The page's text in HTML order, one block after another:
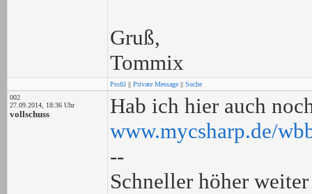
Gruß,
Tommix
Profil || Private Message || Suche
002
27.09.2014, 18:36 Uhr
vollschuss
Hab ich hier auch
www.mycsharp.de/
--
Schneller höher weiter